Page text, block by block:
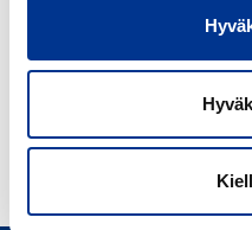
dedicated to flow